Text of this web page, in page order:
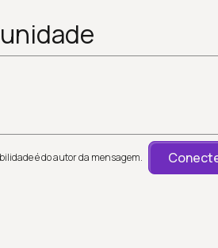
é do autor da mensagem.